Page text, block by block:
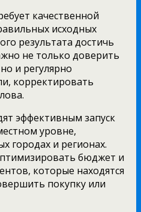
качественной
исходных
результата достичь
не только доверить
и регулярно
корректировать
эффективным запуск
уровне,
городах и регионах.
бюджет и
которые находятся
покупку или